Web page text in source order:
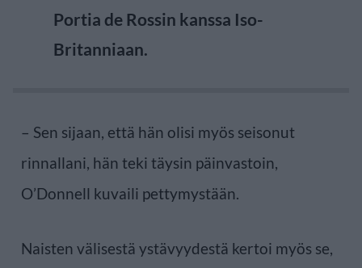
Portia de Rossin kanssa Iso-
Britanniaan.
– Sen sijaan, että hän olisi myös seisonut
rinnallani, hän teki täysin päinvastoin,
O’Donnell kuvaili pettymystään.
Naisten välisestä ystävyydestä kertoi myös se,